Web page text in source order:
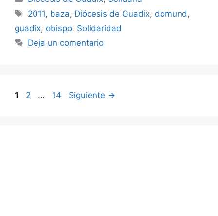
Etiquetas
2011, baza, Diócesis de Guadix, domund ,
guadix, obispo, Solidaridad
Deja un comentario
Página
1 Página
2 … Página
14 Siguiente →